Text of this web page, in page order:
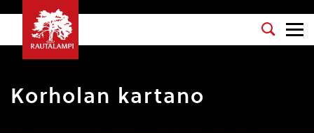
Korholan kartano